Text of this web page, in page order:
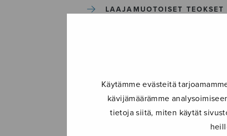
Käytämme evästeitä
kävijämäärämme
tietoja siitä, miten käytät
LAAJAMUOTOISET TEOKSET
MUUT